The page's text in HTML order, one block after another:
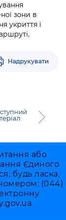
зони в
укриття і
Надрукувати
або
Єдиного
будь ласка,
(044)